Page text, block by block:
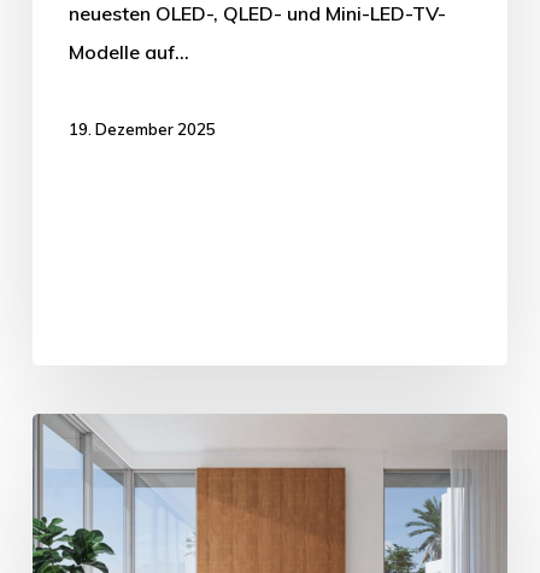
neuesten OLED-, QLED- und Mini-LED-TV-
Modelle auf…
19. Dezember 2025